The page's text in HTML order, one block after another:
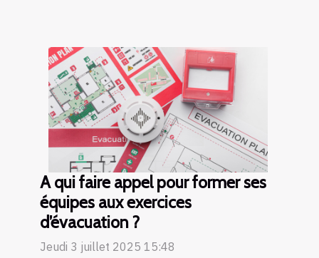
A qui faire appel pour former ses
équipes aux exercices
d’évacuation ?
Jeudi 3 juillet 2025 15:48